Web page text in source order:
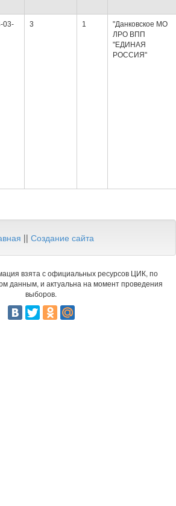
03-
3 1
"Данковское МО
ЛРО ВПП
"ЕДИНАЯ
РОССИЯ"
|| Создание сайта
взята с официальных ресурсов ЦИК, по
данным, и актуальна на момент проведения
выборов.